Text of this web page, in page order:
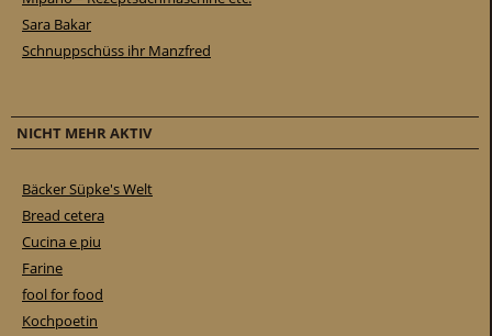
Sara Bakar
Schnuppschüss ihr Manzfred
NICHT MEHR AKTIV
Bäcker Süpke's Welt
Bread cetera
Cucina e piu
Farine
fool for food
Kochpoetin